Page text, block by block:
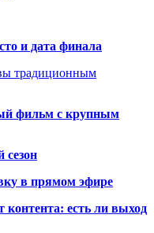
и дата финала
традиционным
фильм с крупным
сезон
у в прямом эфире
контента: есть ли выход